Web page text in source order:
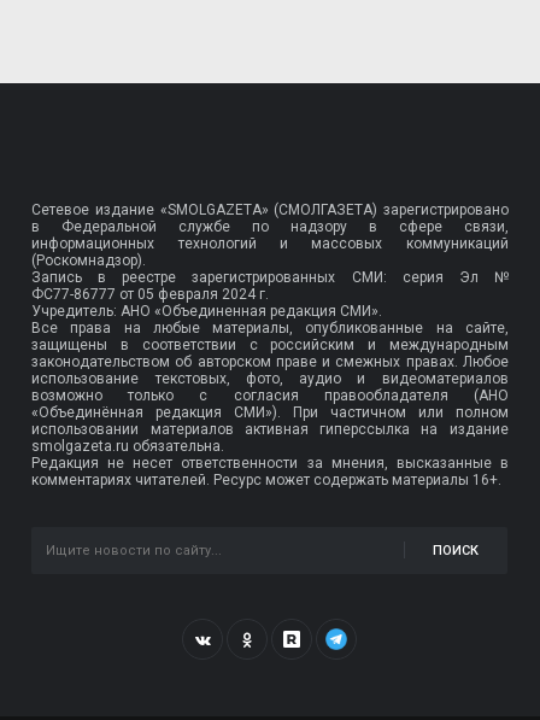
Сетевое издание «SMOLGAZETA» (СМОЛГАЗЕТА) зарегистрировано
в Федеральной службе по надзору в сфере связи,
информационных технологий и массовых коммуникаций
(Роскомнадзор).
Запись в реестре зарегистрированных СМИ: серия Эл №
ФС77-86777 от 05 февраля 2024 г.
Учредитель: АНО «Объединенная редакция СМИ».
Все права на любые материалы, опубликованные на сайте,
защищены в соответствии с российским и международным
законодательством об авторском праве и смежных правах. Любое
использование текстовых, фото, аудио и видеоматериалов
возможно только с согласия правообладателя (АНО
«Объединённая редакция СМИ»). При частичном или полном
использовании материалов активная гиперссылка на издание
smolgazeta.ru обязательна.
Редакция не несет ответственности за мнения, высказанные в
комментариях читателей. Ресурс может содержать материалы 16+.
ПОИСК